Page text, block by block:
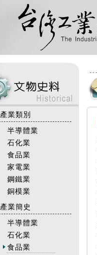
產業類別
半導體業
石化業
食品業
家電業
鋼鐵業
銅模業
產業簡史
半導體業
石化業
食品業